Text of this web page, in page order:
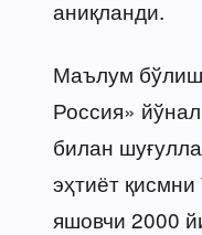
аниқланди.
Маълум
Россия»
билан
эҳтиёт
яшовчи 2000